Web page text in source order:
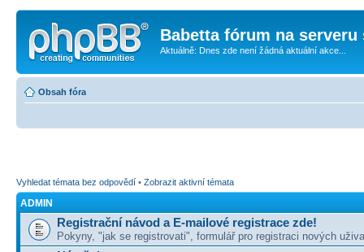
Babetta fórum na serveru
Aktuálně: Dnes zde není žádná aktuální akce...
Obsah fóra
Vyhledat témata bez odpovědí • Zobrazit aktivní témata
ADMIN
Registrační návod a E-mailové registrace zde!
Pokyny, "jak se registrovati", formulář pro registraci nových